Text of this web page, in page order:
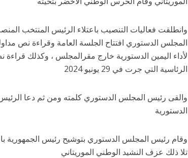
وانطلقت فعاليات التنصيب باعتلاء الرئيس المنتخب
المجلس الدستوري افتتاح الجلسة العامة وقراءة نص
لأداء اليمين الدستورية خارج مقرالمجلس ، وكذلك
الرئاسية التي جرت في 29 يونيو 2024
والقى رئيس المجلس الدستوري كلمته ومن ثم دعا الرئيس
الدستورية
وقام رئيس المجلس الدستوري بتوشيح رئيس الجمهورية
تلا ذلك عزف النشيد الوطني الموريتاني